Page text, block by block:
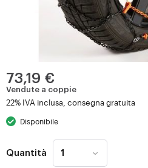
73,19 €
Vendute a coppie
22% IVA inclusa, consegna gratuita
Disponibile
Quantità